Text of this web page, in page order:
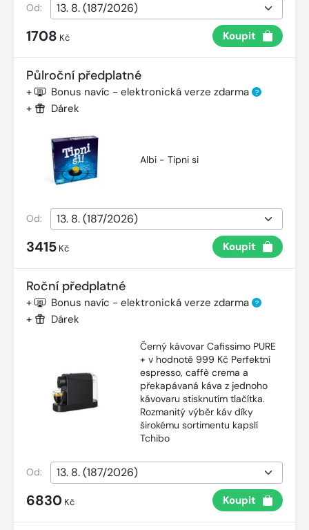
Od:
1708 Kč Koupit
Půlroční předplatné
+ Bonus navíc - elektronická verze zdarma ?
+ Dárek
Albi - Tipni si
Od:
3415 Kč Koupit
Roční předplatné
+ Bonus navíc - elektronická verze zdarma ?
+ Dárek
Černý kávovar Cafissimo PURE
+ v hodnotě 999 Kč Perfektní
espresso, caffè crema a
překapávaná káva z jednoho
kávovaru stisknutím tlačítka.
Rozmanitý výběr káv díky
širokému sortimentu kapslí
Tchibo
Od:
6830 Kč Koupit